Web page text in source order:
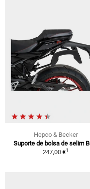
Hepco & Becker
Suporte de bolsa de selim
247,00 €1